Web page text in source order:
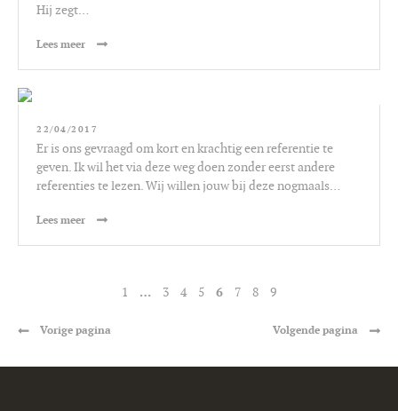
Hij zegt…
Lees meer
22/04/2017
Er is ons gevraagd om kort en krachtig een referentie te
geven. Ik wil het via deze weg doen zonder eerst andere
referenties te lezen. Wij willen jouw bij deze nogmaals…
Lees meer
1 … 3 4 5 6 7 8 9
Vorige pagina Volgende pagina